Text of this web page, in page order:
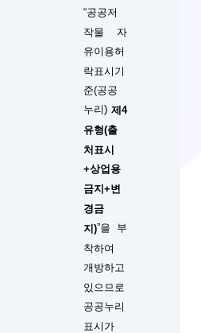
“공공저
작물 자
유이용허
락표시기
준(공공
누리) 제4
유형(출
처표시
+상업용
금지+변
경금
지)”을 부
착하여
개방하고
있으므로
공공누리
표시가